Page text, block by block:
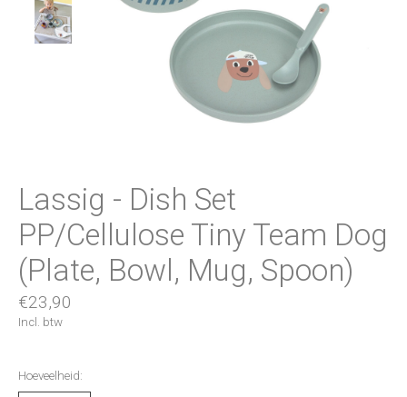
Lassig - Dish Set
PP/Cellulose Tiny Team Dog
(Plate, Bowl, Mug, Spoon)
€23,90
Incl. btw
Hoeveelheid: